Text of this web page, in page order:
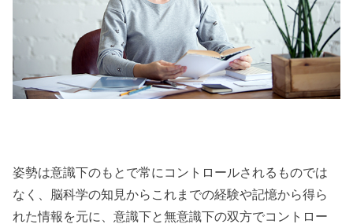
姿勢は意識下のもとで常にコントロールされるものでは
なく、脳科学の知見からこれまでの経験や記憶から得ら
れた情報を元に、意識下と無意識下の双方でコントロー